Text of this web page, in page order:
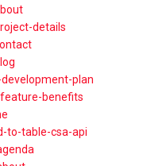
details
plan
benefits
to-table-csa-api